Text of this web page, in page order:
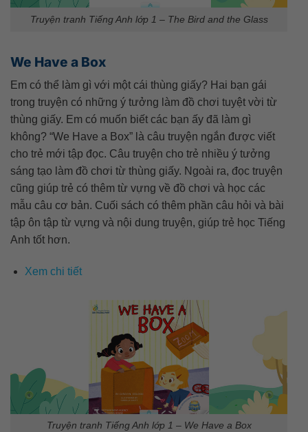
Truyện tranh Tiếng Anh lớp 1 – The Bird and the Glass
We Have a Box
Em có thể làm gì với một cái thùng giấy? Hai bạn gái
trong truyện có những ý tưởng làm đồ chơi tuyệt vời từ
thùng giấy. Em có muốn biết các bạn ấy đã làm gì
không? “We Have a Box” là câu truyện ngắn được viết
cho trẻ mới tập đọc. Câu truyện cho trẻ nhiều ý tưởng
sáng tạo làm đồ chơi từ thùng giấy. Ngoài ra, đọc truyện
cũng giúp trẻ có thêm từ vựng về đồ chơi và học các
mẫu câu cơ bản. Cuối sách có thêm phần câu hỏi và bài
tập ôn tập từ vựng và nội dung truyện, giúp trẻ học Tiếng
Anh tốt hơn.
Xem chi tiết
Truyện tranh Tiếng Anh lớp 1 – We Have a Box